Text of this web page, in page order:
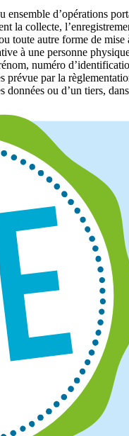
d’opérations
la collecte,
toute autre forme de
à une personne
numéro
prévue par la
ou d’un tiers,